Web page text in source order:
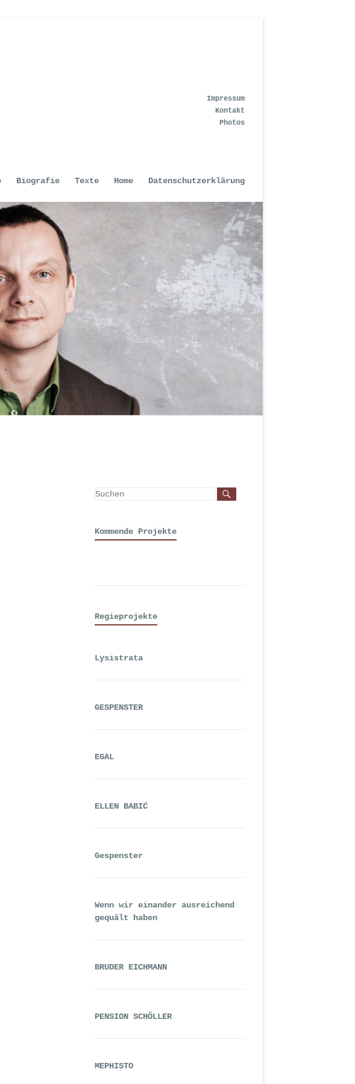
Impressum
Kontakt
Photos
Biografie Texte Home Datenschutzerklärung
Kommende Projekte
Regieprojekte
Lysistrata
GESPENSTER
EGAL
ELLEN BABIĆ
Gespenster
Wenn wir einander ausreichend
gequält haben
BRUDER EICHMANN
PENSION SCHÖLLER
MEPHISTO